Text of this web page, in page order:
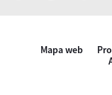
Mapa web